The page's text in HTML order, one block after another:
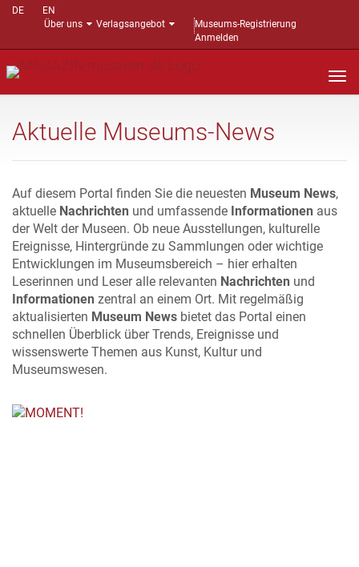
DE
EN
Über uns
Verlagsangebot
Museums-Registrierung
Anmelden
Aktuelle Museums-News
Auf diesem Portal finden Sie die neuesten Museum News,
aktuelle Nachrichten und umfassende Informationen aus
der Welt der Museen. Ob neue Ausstellungen, kulturelle
Ereignisse, Hintergründe zu Sammlungen oder wichtige
Entwicklungen im Museumsbereich – hier erhalten
Leserinnen und Leser alle relevanten Nachrichten und
Informationen zentral an einem Ort. Mit regelmäßig
aktualisierten Museum News bietet das Portal einen
schnellen Überblick über Trends, Ereignisse und
wissenswerte Themen aus Kunst, Kultur und
Museumswesen.